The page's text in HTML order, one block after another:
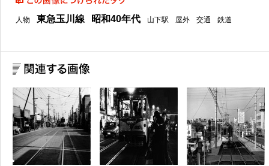
人物 東急玉川線 昭和40年代 山下駅 屋外 交通 鉄道